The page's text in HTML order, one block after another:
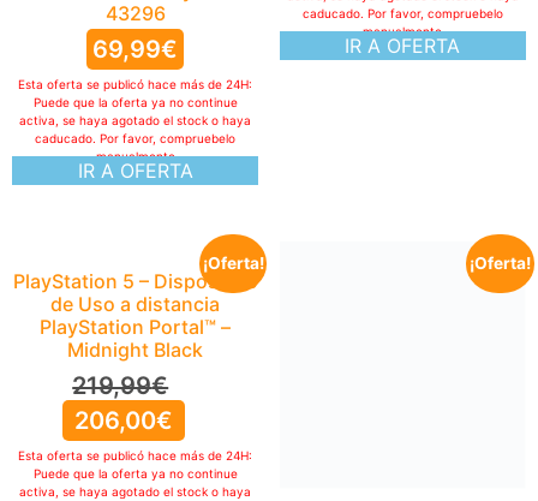
43296
69,99€
IR A OFERTA
Esta oferta se publicó hace más de 24H:
Puede que la oferta ya no continue
activa, se haya agotado el stock o haya
caducado. Por favor, compruebelo
manualmente
IR A OFERTA
caducado. Por favor, compruebelo
manualmente
¡Oferta!
PlayStation 5 – Dispositivo
de Uso a distancia
PlayStation Portal™ –
Midnight Black
219,99€
206,00€
Esta oferta se publicó hace más de 24H:
Puede que la oferta ya no continue
activa, se haya agotado el stock o haya
¡Oferta!